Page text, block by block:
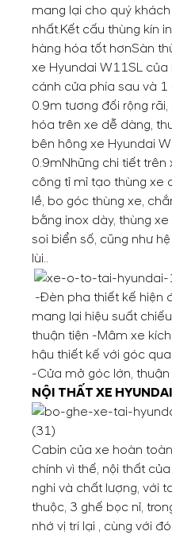
mang lại cho quý
nhất.Kết cấu thùng kín
hàng hóa tốt hơnSàn
xe Hyundai W11SL
cánh cửa phía sau và
0.9m tương đối rộng
hóa trên xe dễ dàng,
bên hông xe Hyundai
0.9mNhững chi tiết
công tỉ mỉ tạo thùng xe
lề, bo góc thùng xe,
bằng inox dày, thùng
soi biển số, cũng như
lùi..
-Đèn pha thiết kế hiện
mang lại hiệu suất
thuận tiện -Mâm xe
hậu thiết kế với góc
-Cửa mở góc lớn, thuận
NỘI THẤT XE
Cabin của xe hoàn
chính vì thế, nội thất
nghi và chất lượng, với
thuộc, 3 ghế bọc nỉ,
nhớ vị trí lại , cùng với